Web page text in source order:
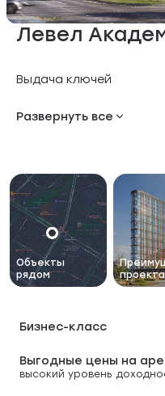
Левел
Выдача ключей
Класс
Количество жителей
Развернуть все
Объекты
рядом
проекта
Бизнес-класс
Выгодные цены на
высокий уровень